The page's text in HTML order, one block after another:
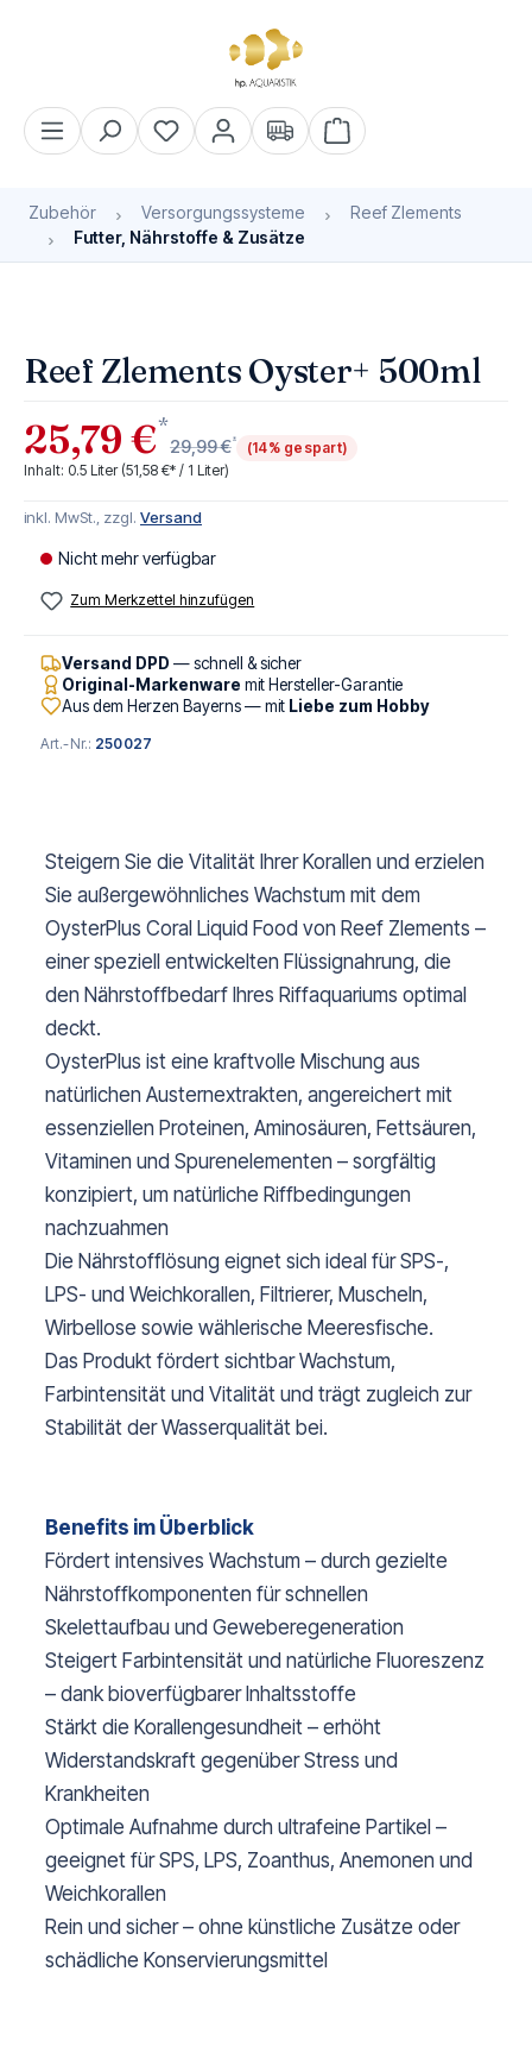
Warenkorb enthält 0
Zubehör Versorgungssysteme
Reef Zlements
Futter, Nährstoffe & Zusätze
Reef Zlements Oyster+ 500ml
25,79 €*
29,99 €*
(14% gespart)
Inhalt: 0.5 Liter (51,58 €* / 1 Liter)
inkl. MwSt., zzgl. Versand
Nicht mehr verfügbar
Zum Merkzettel hinzufügen
Versand DPD — schnell & sicher
Original-Markenware mit Hersteller-Garantie
Aus dem Herzen Bayerns — mit Liebe zum Hobby
Art.-Nr.: 250027
Steigern Sie die Vitalität Ihrer Korallen und erzielen
Sie außergewöhnliches Wachstum mit dem
OysterPlus Coral Liquid Food von Reef Zlements –
einer speziell entwickelten Flüssignahrung, die
den Nährstoffbedarf Ihres Riffaquariums optimal
deckt.
OysterPlus ist eine kraftvolle Mischung aus
natürlichen Austernextrakten, angereichert mit
essenziellen Proteinen, Aminosäuren, Fettsäuren,
Vitaminen und Spurenelementen – sorgfältig
konzipiert, um natürliche Riffbedingungen
nachzuahmen
Die Nährstofflösung eignet sich ideal für SPS-,
LPS- und Weichkorallen, Filtrierer, Muscheln,
Wirbellose sowie wählerische Meeresfische.
Das Produkt fördert sichtbar Wachstum,
Farbintensität und Vitalität und trägt zugleich zur
Stabilität der Wasserqualität bei.
Benefits im Überblick
Fördert intensives Wachstum – durch gezielte
Nährstoffkomponenten für schnellen
Skelettaufbau und Geweberegeneration
Steigert Farbintensität und natürliche Fluoreszenz
– dank bioverfügbarer Inhaltsstoffe
Stärkt die Korallengesundheit – erhöht
Widerstandskraft gegenüber Stress und
Krankheiten
Optimale Aufnahme durch ultrafeine Partikel –
geeignet für SPS, LPS, Zoanthus, Anemonen und
Weichkorallen
Rein und sicher – ohne künstliche Zusätze oder
schädliche Konservierungsmittel